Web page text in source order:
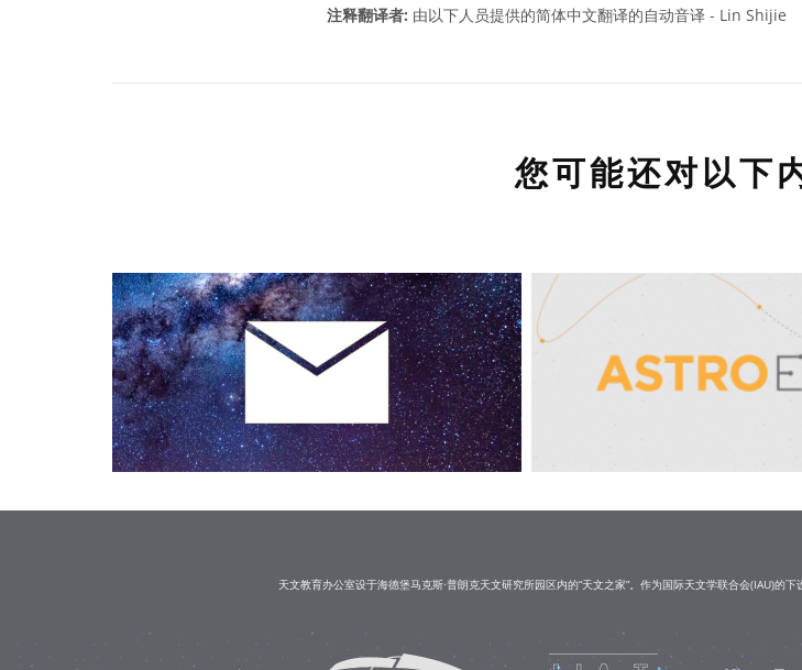
注释翻译者: 由以下人员提供的简体中文翻译的自动音译 - Lin Shijie
您可能还对以下
天文教育办公室设于海德堡马克斯·普朗克天文研究所园区内的“天文之家”。作为国际天文学联合会(IAU)